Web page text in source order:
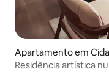
Apartamento em
Residência artística